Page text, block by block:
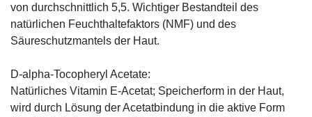
von durchschnittlich 5,5. Wichtiger Bestandteil des
natürlichen Feuchthaltefaktors (NMF) und des
Säureschutzmantels der Haut.
D-alpha-Tocopheryl Acetate:
Natürliches Vitamin E-Acetat; Speicherform in der Haut,
wird durch Lösung der Acetatbindung in die aktive Form